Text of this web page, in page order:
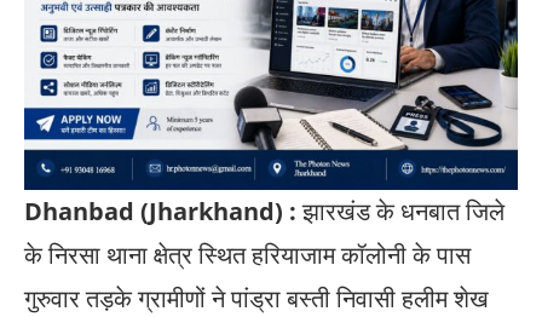
Dhanbad (Jharkhand) :झारखंड के धनबात जिले
के निरसा थाना क्षेत्र स्थित हरियाजाम कॉलोनी के पास
गुरुवार तड़के ग्रामीणों ने पांड्रा बस्ती निवासी हलीम शेख